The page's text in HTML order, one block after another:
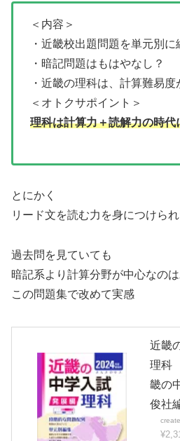
＜内容＞
・近畿校出題問題を単元別に
・暗記問題はもはやなし？
・近畿の理科は、計算難易度
＜オトクサポイント＞
理科は計算力＋読解力の時代
とにかく
リード文を読む力を身につけら
過去問を見ていても
暗記系より計算分野が中心なの
この問題集で改めて実感
近畿
理科
畿の
俊社